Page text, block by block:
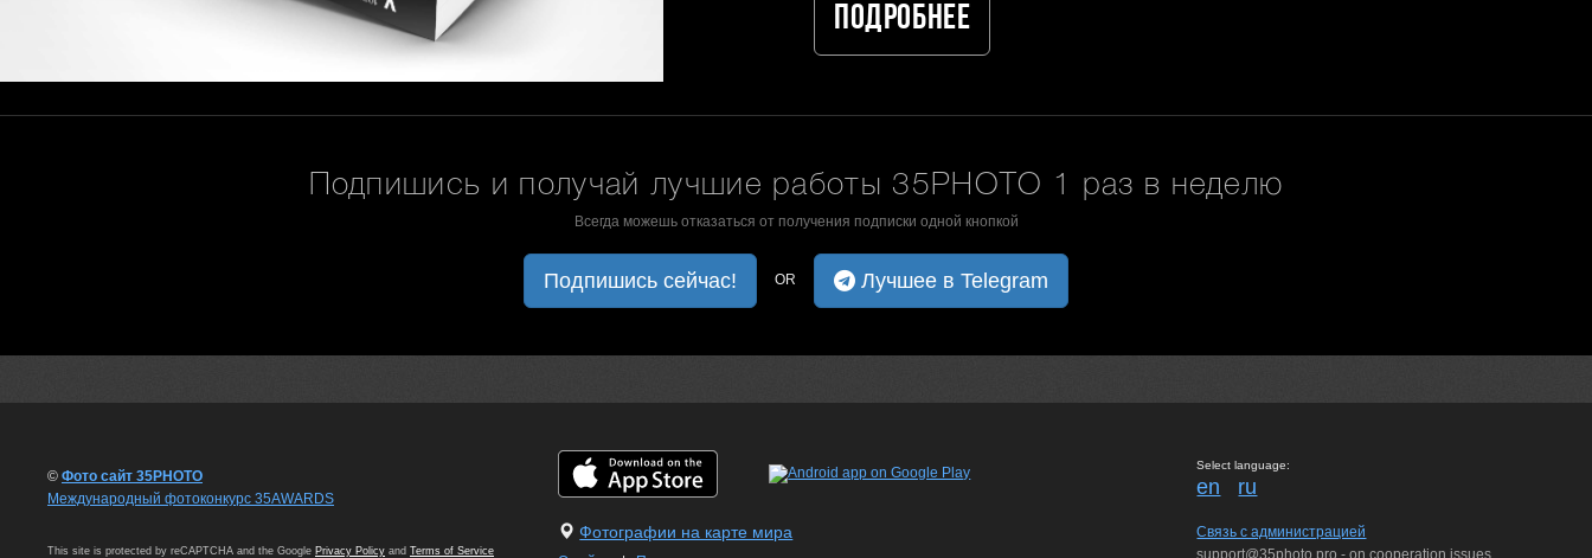
Подробнее
Подпишись и получай лучшие работы 35PHOTO 1 раз в неделю
Всегда можешь отказаться от получения подписки одной кнопкой
Подпишись сейчас! OR Лучшее в Telegram
© Фото сайт 35PHOTO
Международный фотоконкурс 35AWARDS
This site is protected by reCAPTCHA and the Google Privacy Policy and Terms of Service
Фотографии на карте мира
Select language:
en ru
Связь с администрацией